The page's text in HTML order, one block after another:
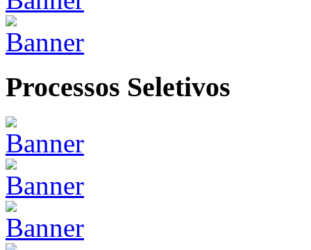
Processos Seletivos